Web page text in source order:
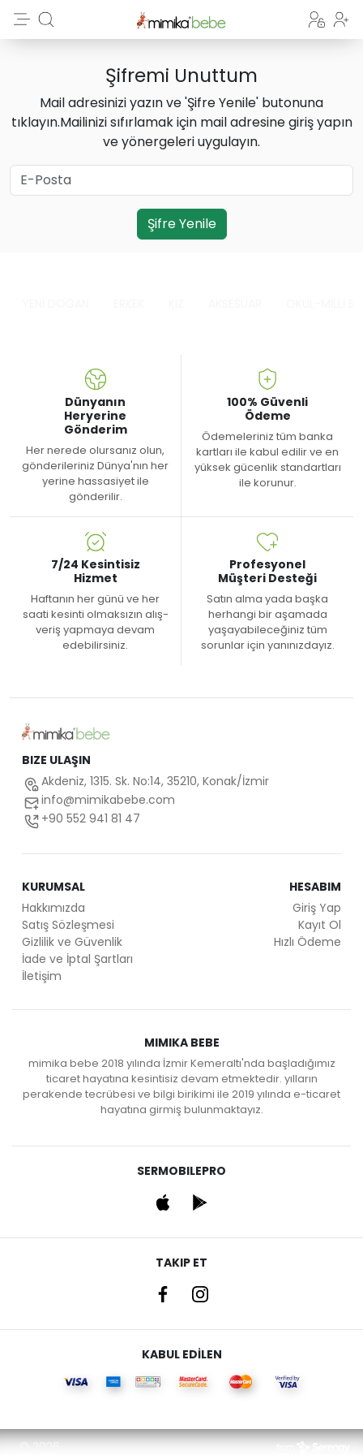
Şifremi Unuttum
Mail adresinizi yazın ve 'Şifre Yenile' butonuna
tıklayın.Mailinizi sıfırlamak için mail adresine giriş yapın
ve yönergeleri uygulayın.
Şifre Yenile
Dünyanın
Heryerine
Gönderim
Her nerede olursanız olun,
gönderileriniz Dünya'nın her
yerine hassasiyet ile
gönderilir.
100% Güvenli
Ödeme
Ödemeleriniz tüm banka
kartları ile kabul edilir ve en
yüksek gücenlik standartları
ile korunur.
7/24 Kesintisiz
Hizmet
Haftanın her günü ve her
saati kesinti olmaksızın alış-
veriş yapmaya devam
edebilirsiniz.
Profesyonel
Müşteri Desteği
Satın alma yada başka
herhangi bir aşamada
yaşayabileceğiniz tüm
sorunlar için yanınızdayız.
BIZE ULAŞIN
Akdeniz, 1315. Sk. No:14, 35210, Konak/İzmir
info@mimikabebe.com
+90 552 941 81 47
KURUMSAL
Hakkımızda
Satış Sözleşmesi
Gizlilik ve Güvenlik
İade ve İptal Şartları
İletişim
HESABIM
Giriş Yap
Kayıt Ol
Hızlı Ödeme
MIMIKA BEBE
mimika bebe 2018 yılında İzmir Kemeraltı'nda başladığımız
ticaret hayatına kesintisiz devam etmektedir. yılların
perakende tecrübesi ve bilgi birikimi ile 2019 yılında e-ticaret
hayatına girmiş bulunmaktayız.
SERMOBILEPRO
TAKIP ET
KABUL EDİLEN
© 2026